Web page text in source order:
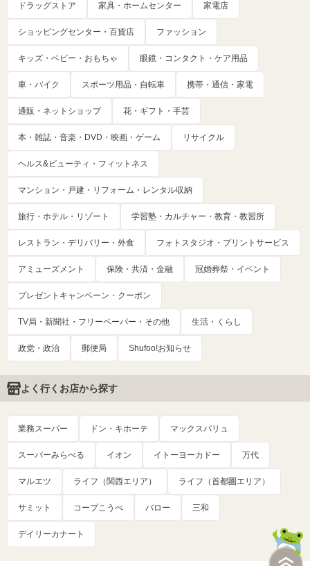
ドラッグストア 家具・ホームセンター 家電店
ショッピングセンター・百貨店 ファッション
キッズ・ベビー・おもちゃ 眼鏡・コンタクト・ケア用品
車・バイク スポーツ用品・自転車 携帯・通信・家電
通販・ネットショップ 花・ギフト・手芸
本・雑誌・音楽・DVD・映画・ゲーム リサイクル
ヘルス&ビューティ・フィットネス
マンション・戸建・リフォーム・レンタル収納
旅行・ホテル・リゾート 学習塾・カルチャー・教育・教習所
レストラン・デリバリー・外食 フォトスタジオ・プリントサービス
アミューズメント 保険・共済・金融 冠婚葬祭・イベント
プレゼントキャンペーン・クーポン
TV局・新聞社・フリーペーパー・その他 生活・くらし
政党・政治 郵便局 Shufoo!お知らせ
よく行くお店から探す
業務スーパー ドン・キホーテ マックスバリュ
スーパーみらべる イオン イトーヨーカドー 万代
マルエツ ライフ（関西エリア） ライフ（首都圏エリア）
サミット コープこうべ バロー 三和
デイリーカナート